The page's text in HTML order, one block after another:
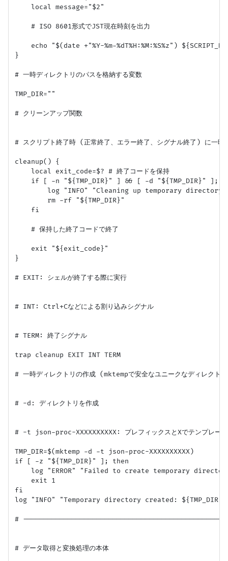
    local message="$2"
    # ISO 8601形式でJST現在時刻を出力
echo "$(date +"%Y-%m-%dT%H:%M:%S%z")
}
# 一時ディレクトリのパスを格納する変数
TMP_DIR=""
# クリーンアップ関数
# スクリプト終了時 (正常終了、エラー終了、シグナル終了) に一時
cleanup() {
    local exit_code=$? # 終了コードを保持
if [ -n "${TMP_DIR}" ] && [ -d "${TMP_DIR}" ];
log "INFO" "Cleaning up temporary
        rm -rf "${TMP_DIR}"
    fi
    # 保持した終了コードで終了
    exit "${exit_code}"
}
# EXIT: シェルが終了する際に実行
# INT: Ctrl+Cなどによる割り込みシグナル
# TERM: 終了シグナル
trap cleanup EXIT INT TERM
# 一時ディレクトリの作成 (mktempで安全なユニークなディレクト
# -d: ディレクトリを作成
# -t json-proc-XXXXXXXXXX: プレフィックスとXでテンプレー
TMP_DIR=$(mktemp -d -t json-proc-XXXXXXXXXX)
if [ -z "${TMP_DIR}" ]; then
log "ERROR" "Failed to create temporary
    exit 1
fi
log "INFO" "Temporary directory created: ${TMP_DIR}"
#
# データ取得と変換処理の本体